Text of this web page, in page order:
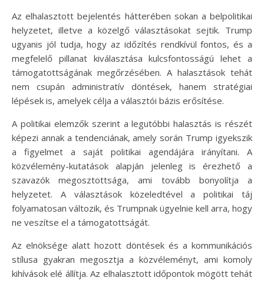
Az elhalasztott bejelentés hátterében sokan a belpolitikai
helyzetet, illetve a közelgő választásokat sejtik. Trump
ugyanis jól tudja, hogy az időzítés rendkívül fontos, és a
megfelelő pillanat kiválasztása kulcsfontosságú lehet a
támogatottságának megőrzésében. A halasztások tehát
nem csupán administratív döntések, hanem stratégiai
lépések is, amelyek célja a választói bázis erősítése.
A politikai elemzők szerint a legutóbbi halasztás is részét
képezi annak a tendenciának, amely során Trump igyekszik
a figyelmet a saját politikai agendájára irányítani. A
közvélemény-kutatások alapján jelenleg is érezhető a
szavazók megosztottsága, ami tovább bonyolítja a
helyzetet. A választások közeledtével a politikai táj
folyamatosan változik, és Trumpnak ügyelnie kell arra, hogy
ne veszítse el a támogatottságát.
Az elnöksége alatt hozott döntések és a kommunikációs
stílusa gyakran megosztja a közvéleményt, ami komoly
kihívások elé állítja. Az elhalasztott időpontok mögött tehát